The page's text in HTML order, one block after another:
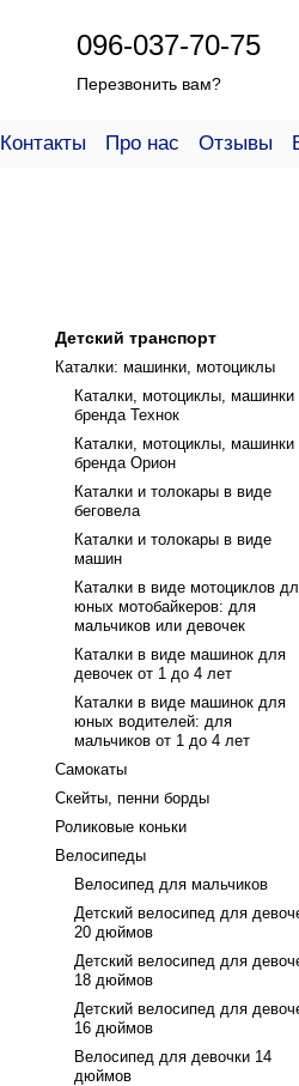
096-037-70-75
Перезвонить вам?
Контакты Про нас Отзывы
Детский транспорт
Каталки: машинки, мотоциклы
Каталки, мотоциклы, машинки
бренда Технок
Каталки, мотоциклы, машинки
бренда Орион
Каталки и толокары в виде
беговела
Каталки и толокары в виде
машин
Каталки в виде мотоциклов
юных мотобайкеров: для
мальчиков или девочек
Каталки в виде машинок для
девочек от 1 до 4 лет
Каталки в виде машинок для
юных водителей: для
мальчиков от 1 до 4 лет
Самокаты
Скейты, пенни борды
Роликовые коньки
Велосипеды
Велосипед для мальчиков
Детский велосипед для
20 дюймов
Детский велосипед для
18 дюймов
Детский велосипед для
16 дюймов
Велосипед для девочки 14
дюймов